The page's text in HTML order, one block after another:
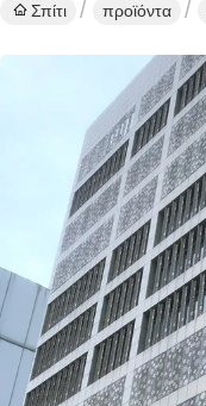
Σπίτι προϊόντα